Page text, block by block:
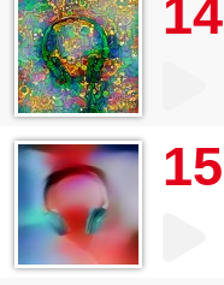
14
15